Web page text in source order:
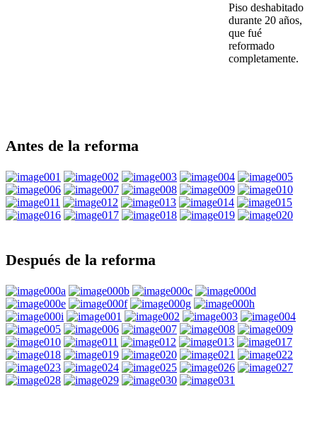
Piso deshabitado
durante 20 años,
que fué
reformado
completamente.
Antes de la reforma
Después de la reforma